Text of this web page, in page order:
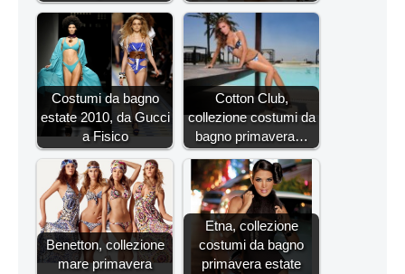
Costumi da bagno
estate 2010, da Gucci
a Fisico
Cotton Club,
collezione costumi da
bagno primavera…
Benetton, collezione
mare primavera
Etna, collezione
costumi da bagno
primavera estate